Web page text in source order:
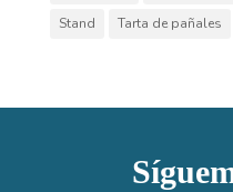
Stand
Tarta de pañales